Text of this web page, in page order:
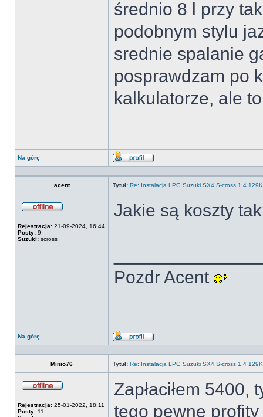
średnio 8 l przy
podobnym stylu
srednie spalanie
posprawdzam po
kalkulatorze, ale
Na górę
Wyświetl
acent
Tytuł: Re: Instalacja LPG Suzuki SX4 S-cross 1.4
Rejestracja: 21-09-2024, 16:44
Posty: 9
Suzuki: scross
Jakie są koszty
Pozdr Acent
Na górę
Wyświetl
Minio76
Tytuł: Re: Instalacja LPG Suzuki SX4 S-cross 1.4
Rejestracja: 25-01-2022, 18:11
Posty: 11
Zapłaciłem
tego pewne profity